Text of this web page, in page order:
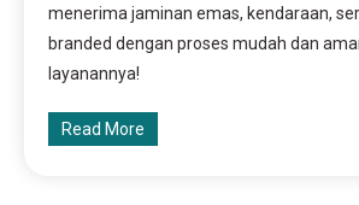
menerima jaminan emas, kendaraan,
branded dengan proses mudah dan
layanannya!
Read More